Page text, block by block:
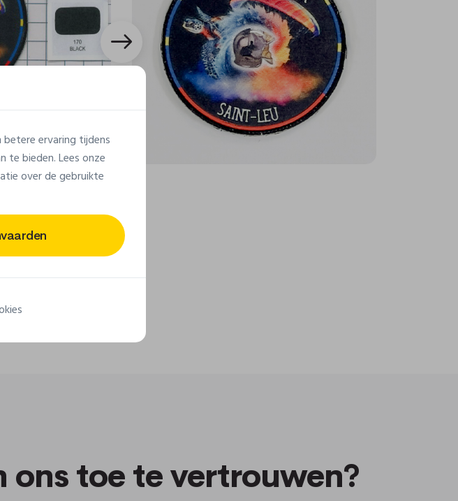
ons toe te vertrouwen?
betere ervaring tijdens
te bieden. Lees onze
over de gebruikte